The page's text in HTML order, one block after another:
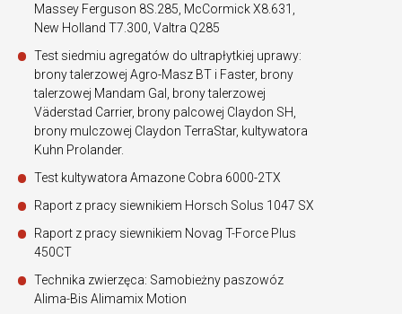
Massey Ferguson 8S.285, McCormick X8.631,
New Holland T7.300, Valtra Q285
Test siedmiu agregatów do ultrapłytkiej uprawy:
brony talerzowej Agro-Masz BT i Faster, brony
talerzowej Mandam Gal, brony talerzowej
Väderstad Carrier, brony palcowej Claydon SH,
brony mulczowej Claydon TerraStar, kultywatora
Kuhn Prolander.
Test kultywatora Amazone Cobra 6000-2TX
Raport z pracy siewnikiem Horsch Solus 1047 SX
Raport z pracy siewnikiem Novag T-Force Plus
450CT
Technika zwierzęca: Samobieżny paszowóz
Alima-Bis Alimamix Motion